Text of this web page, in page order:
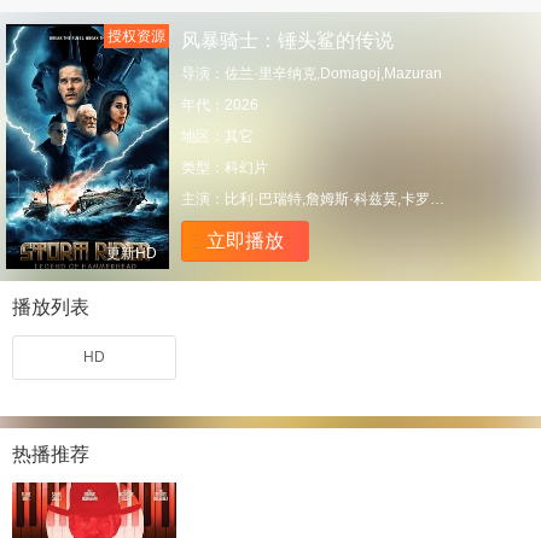
更新HD
授权资源 风暴骑士：锤头鲨的传说
导演： 佐兰·里辛纳克,Domagoj,Mazuran
年代： 2026
地区： 其它
类型： 科幻片
主演： 比利·巴瑞特,詹姆斯·科兹莫,卡罗琳·古多尔,弗朗西斯·托姆利,马可·艾索,莎拉-索菲·波斯妮娜,戈兰·波格丹,乔伊·安沙,谢尔盖·特里富诺维奇,格兰特·乔治,Neb,Chupin,吉勒斯·吉尔里,Ivana,Dudi?,Slavko,Labovic,Carolyn,Owlett,马林科·普拉加,杰米·威尔逊
立即播放
播放列表
HD
热播推荐